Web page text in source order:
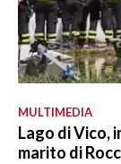
MULTIMEDIA
Lago di Vico,
marito di